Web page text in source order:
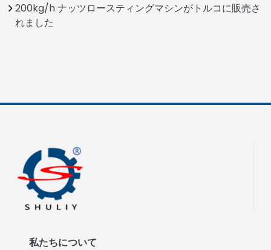
200kg/h ナッツロースティングマシンがトルコに販売さ
れました
私たちについて